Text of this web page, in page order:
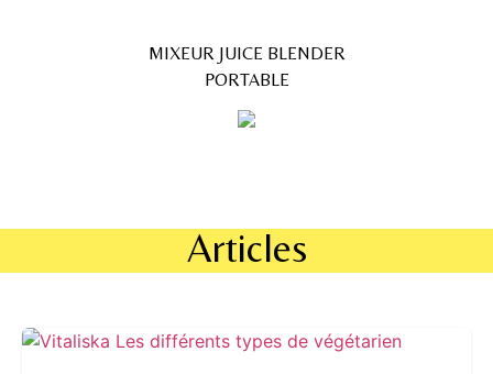
MIXEUR JUICE BLENDER
PORTABLE
Articles